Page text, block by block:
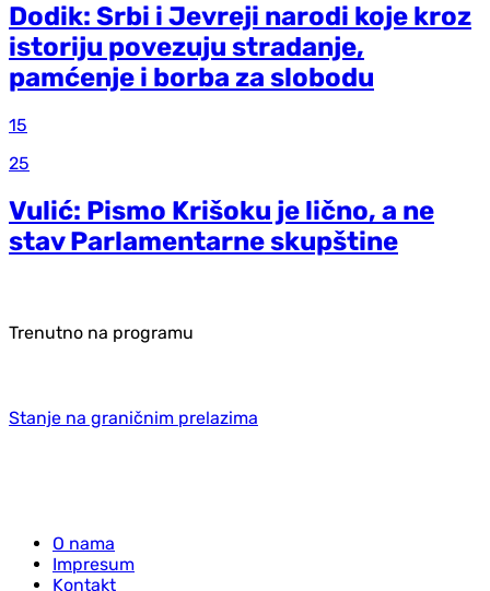
Dodik: Srbi i Jevreji narodi koje kroz
istoriju povezuju stradanje,
pamćenje i borba za slobodu
15
25
Vulić: Pismo Krišoku je lično, a ne
stav Parlamentarne skupštine
Trenutno na programu
Stanje na graničnim prelazima
O nama
Impresum
Kontakt